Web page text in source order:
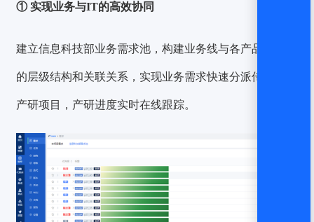
① 实现业务与IT的高效协同
建立信息科技部业务需求池，构建业务线与各产品线之间
的层级结构和关联关系，实现业务需求快速分派传达至各
产研项目，产研进度实时在线跟踪。